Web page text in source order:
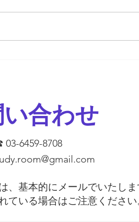
合わせ
03-6459-8708
、基本的にメールでいたしま
ている場合はご注意ください